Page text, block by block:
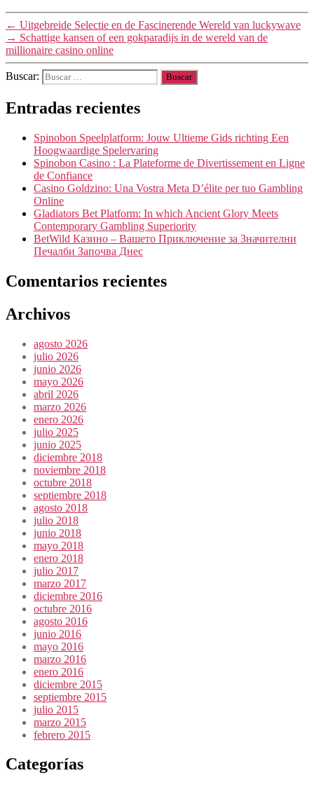
← Uitgebreide Selectie en de Fascinerende Wereld van luckywave
→ Schattige kansen of een gokparadijs in de wereld van de
millionaire casino online
Buscar:
Entradas recientes
Spinobon Speelplatform: Jouw Ultieme Gids richting Een
Hoogwaardige Spelervaring
Spinobon Casino : La Plateforme de Divertissement en Ligne
de Confiance
Casino Goldzino: Una Vostra Meta D’élite per tuo Gambling
Online
Gladiators Bet Platform: In which Ancient Glory Meets
Contemporary Gambling Superiority
BetWild Казино – Вашето Приключение за Значителни
Печалби Започва Днес
Comentarios recientes
Archivos
agosto 2026
julio 2026
junio 2026
mayo 2026
abril 2026
marzo 2026
enero 2026
julio 2025
junio 2025
diciembre 2018
noviembre 2018
octubre 2018
septiembre 2018
agosto 2018
julio 2018
junio 2018
mayo 2018
enero 2018
julio 2017
marzo 2017
diciembre 2016
octubre 2016
agosto 2016
junio 2016
mayo 2016
marzo 2016
enero 2016
diciembre 2015
septiembre 2015
julio 2015
marzo 2015
febrero 2015
Categorías